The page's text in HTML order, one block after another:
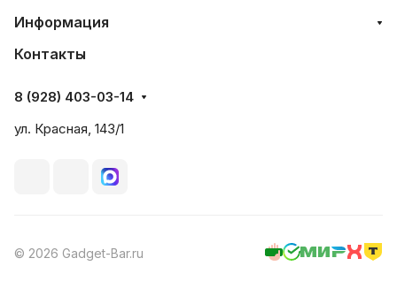
Информация
Контакты
8 (928) 403-03-14
ул. Красная, 143/1
© 2026 Gadget-Bar.ru